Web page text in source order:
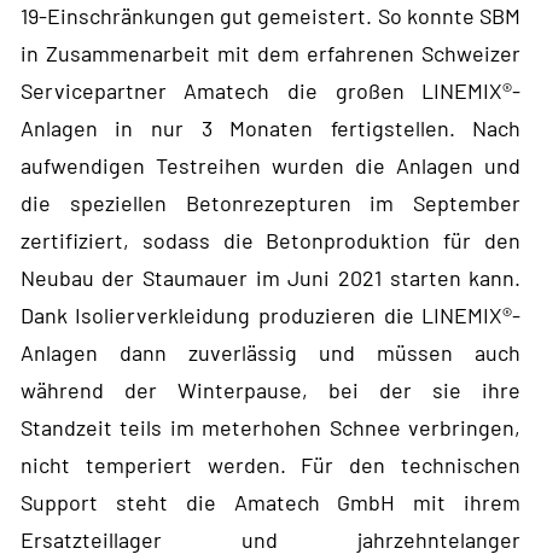
19-Einschränkungen gut gemeistert. So konnte SBM
in Zusammenarbeit mit dem erfahrenen Schweizer
Servicepartner Amatech die großen LINEMIX®-
Anlagen in nur 3 Monaten fertigstellen. Nach
aufwendigen Testreihen wurden die Anlagen und
die speziellen Betonrezepturen im September
zertifiziert, sodass die Betonproduktion für den
Neubau der Staumauer im Juni 2021 starten kann.
Dank Isolierverkleidung produzieren die LINEMIX®-
Anlagen dann zuverlässig und müssen auch
während der Winterpause, bei der sie ihre
Standzeit teils im meterhohen Schnee verbringen,
nicht temperiert werden. Für den technischen
Support steht die Amatech GmbH mit ihrem
Ersatzteillager und jahrzehntelanger